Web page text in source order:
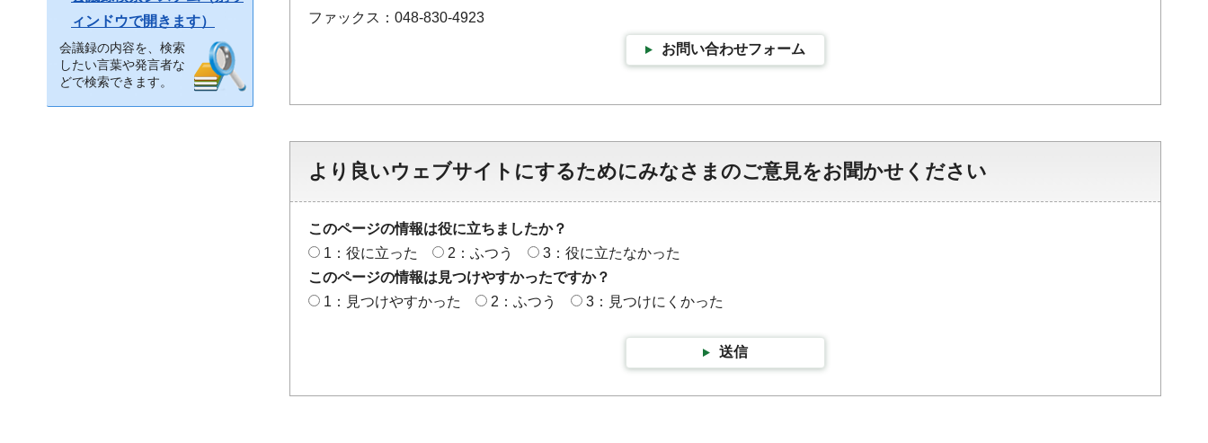
ィンドウで開きます）
会議録の内容を、検索
したい言葉や発言者な
どで検索できます。
ファックス：048-830-4923
お問い合わせフォーム
より良いウェブサイトにするためにみなさまのご意見をお聞かせください
このページの情報は役に立ちましたか？
1：役に立った
2：ふつう
3：役に立たなかった
このページの情報は見つけやすかったですか？
1：見つけやすかった
2：ふつう 3：見つけにくかった
送信